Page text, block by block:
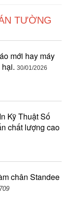
TƯỜNG
mới hay máy
30/01/2026
Kỹ Thuật Số
chất lượng cao
chân Standee